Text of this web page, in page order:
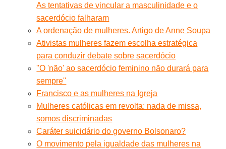
As tentativas de vincular a masculinidade e o
sacerdócio falharam
A ordenação de mulheres. Artigo de Anne Soupa
Ativistas mulheres fazem escolha estratégica
para conduzir debate sobre sacerdócio
''O 'não' ao sacerdócio feminino não durará para
sempre''
Francisco e as mulheres na Igreja
Mulheres católicas em revolta: nada de missa,
somos discriminadas
Caráter suicidário do governo Bolsonaro?
O movimento pela igualdade das mulheres na